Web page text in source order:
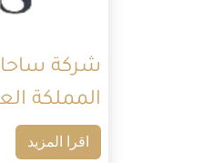
شركة
المملكة
اقرا المزيد